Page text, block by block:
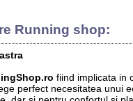
Running shop:
fiind implicata in
perfect necesitatea unui